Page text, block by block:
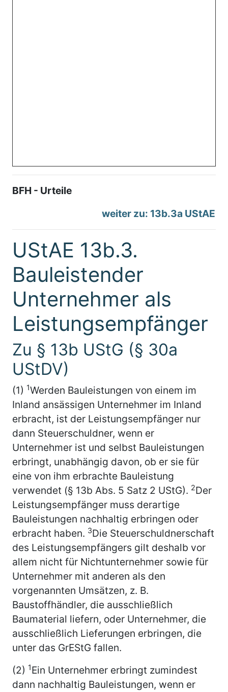
BFH - Urteile
weiter zu: 13b.3a UStAE
UStAE 13b.3.
Bauleistender
Unternehmer als
Leistungsempfänger
Zu § 13b UStG (§ 30a
UStDV)
(1) 1Werden Bauleistungen von einem im
Inland ansässigen Unternehmer im Inland
erbracht, ist der Leistungsempfänger nur
dann Steuerschuldner, wenn er
Unternehmer ist und selbst Bauleistungen
erbringt, unabhängig davon, ob er sie für
eine von ihm erbrachte Bauleistung
verwendet (§ 13b Abs. 5 Satz 2 UStG). 2Der
Leistungsempfänger muss derartige
Bauleistungen nachhaltig erbringen oder
erbracht haben. 3Die Steuerschuldnerschaft
des Leistungsempfängers gilt deshalb vor
allem nicht für Nichtunternehmer sowie für
Unternehmer mit anderen als den
vorgenannten Umsätzen, z. B.
Baustoffhändler, die ausschließlich
Baumaterial liefern, oder Unternehmer, die
ausschließlich Lieferungen erbringen, die
unter das GrEStG fallen.
(2) 1Ein Unternehmer erbringt zumindest
dann nachhaltig Bauleistungen, wenn er